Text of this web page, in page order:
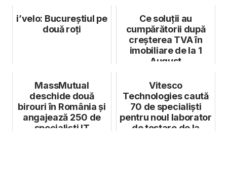
i’velo: Bucureștiul pe
două roți
Ce soluții au
cumpărătorii după
creșterea TVA în
imobiliare de la 1
August
MassMutual
deschide două
birouri în România și
angajează 250 de
specialiști IT
Vitesco
Technologies caută
70 de specialiști
pentru noul laborator
de testare de la